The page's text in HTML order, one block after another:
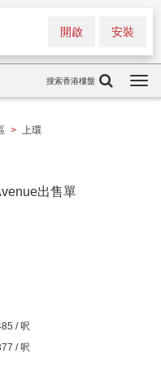
安裝
開啟
搜索香港樓盤
> 上環
出售單
/ 呎
/ 呎